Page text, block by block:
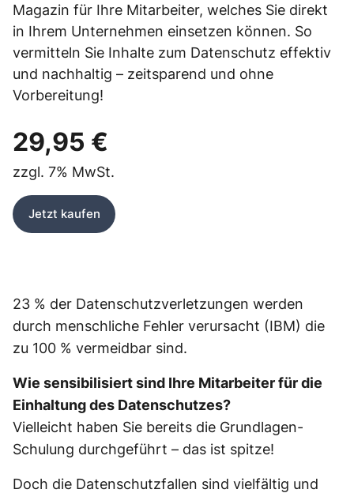
Magazin für Ihre Mitarbeiter, welches Sie direkt
in Ihrem Unternehmen einsetzen können. So
vermitteln Sie Inhalte zum Datenschutz effektiv
und nachhaltig – zeitsparend und ohne
Vorbereitung!
29,95 €
zzgl. 7% MwSt.
Jetzt kaufen
23 % der Datenschutzverletzungen werden
durch menschliche Fehler verursacht (IBM) die
zu 100 % vermeidbar sind.
Wie sensibilisiert sind Ihre Mitarbeiter für die
Einhaltung des Datenschutzes?
Vielleicht haben Sie bereits die Grundlagen-
Schulung durchgeführt – das ist spitze!
Doch die Datenschutzfallen sind vielfältig und